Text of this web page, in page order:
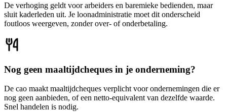
De verhoging geldt voor arbeiders en baremieke bedienden, maar
sluit kaderleden uit. Je loonadministratie moet dit onderscheid
foutloos weergeven, zonder over- of onderbetaling.
Nog geen maaltijdcheques in je onderneming?
De cao maakt maaltijdcheques verplicht voor ondernemingen die er
nog geen aanbieden, of een netto-equivalent van dezelfde waarde.
Snel handelen is nodig.